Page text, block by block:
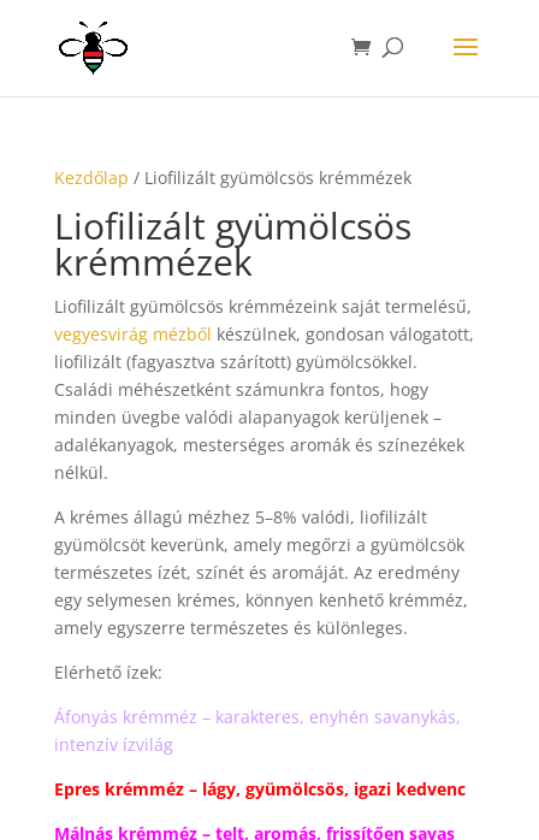
Kezdőlap / Liofilizált gyümölcsös krémmézek
Liofilizált gyümölcsös
krémmézek
Liofilizált gyümölcsös krémmézeink saját termelésű,
vegyesvirág mézből készülnek, gondosan válogatott,
liofilizált (fagyasztva szárított) gyümölcsökkel.
Családi méhészetként számunkra fontos, hogy
minden üvegbe valódi alapanyagok kerüljenek –
adalékanyagok, mesterséges aromák és színezékek
nélkül.
A krémes állagú mézhez 5–8% valódi, liofilizált
gyümölcsöt keverünk, amely megőrzi a gyümölcsök
természetes ízét, színét és aromáját. Az eredmény
egy selymesen krémes, könnyen kenhető krémméz,
amely egyszerre természetes és különleges.
Elérhető ízek:
Áfonyás krémméz – karakteres, enyhén savanykás,
intenzív ízvilág
Epres krémméz – lágy, gyümölcsös, igazi kedvenc
Málnás krémméz – telt, aromás, frissítően savas